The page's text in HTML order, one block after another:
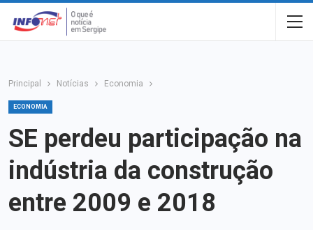
Principal Notícias Economia
ECONOMIA
SE perdeu participação na
indústria da construção
entre 2009 e 2018